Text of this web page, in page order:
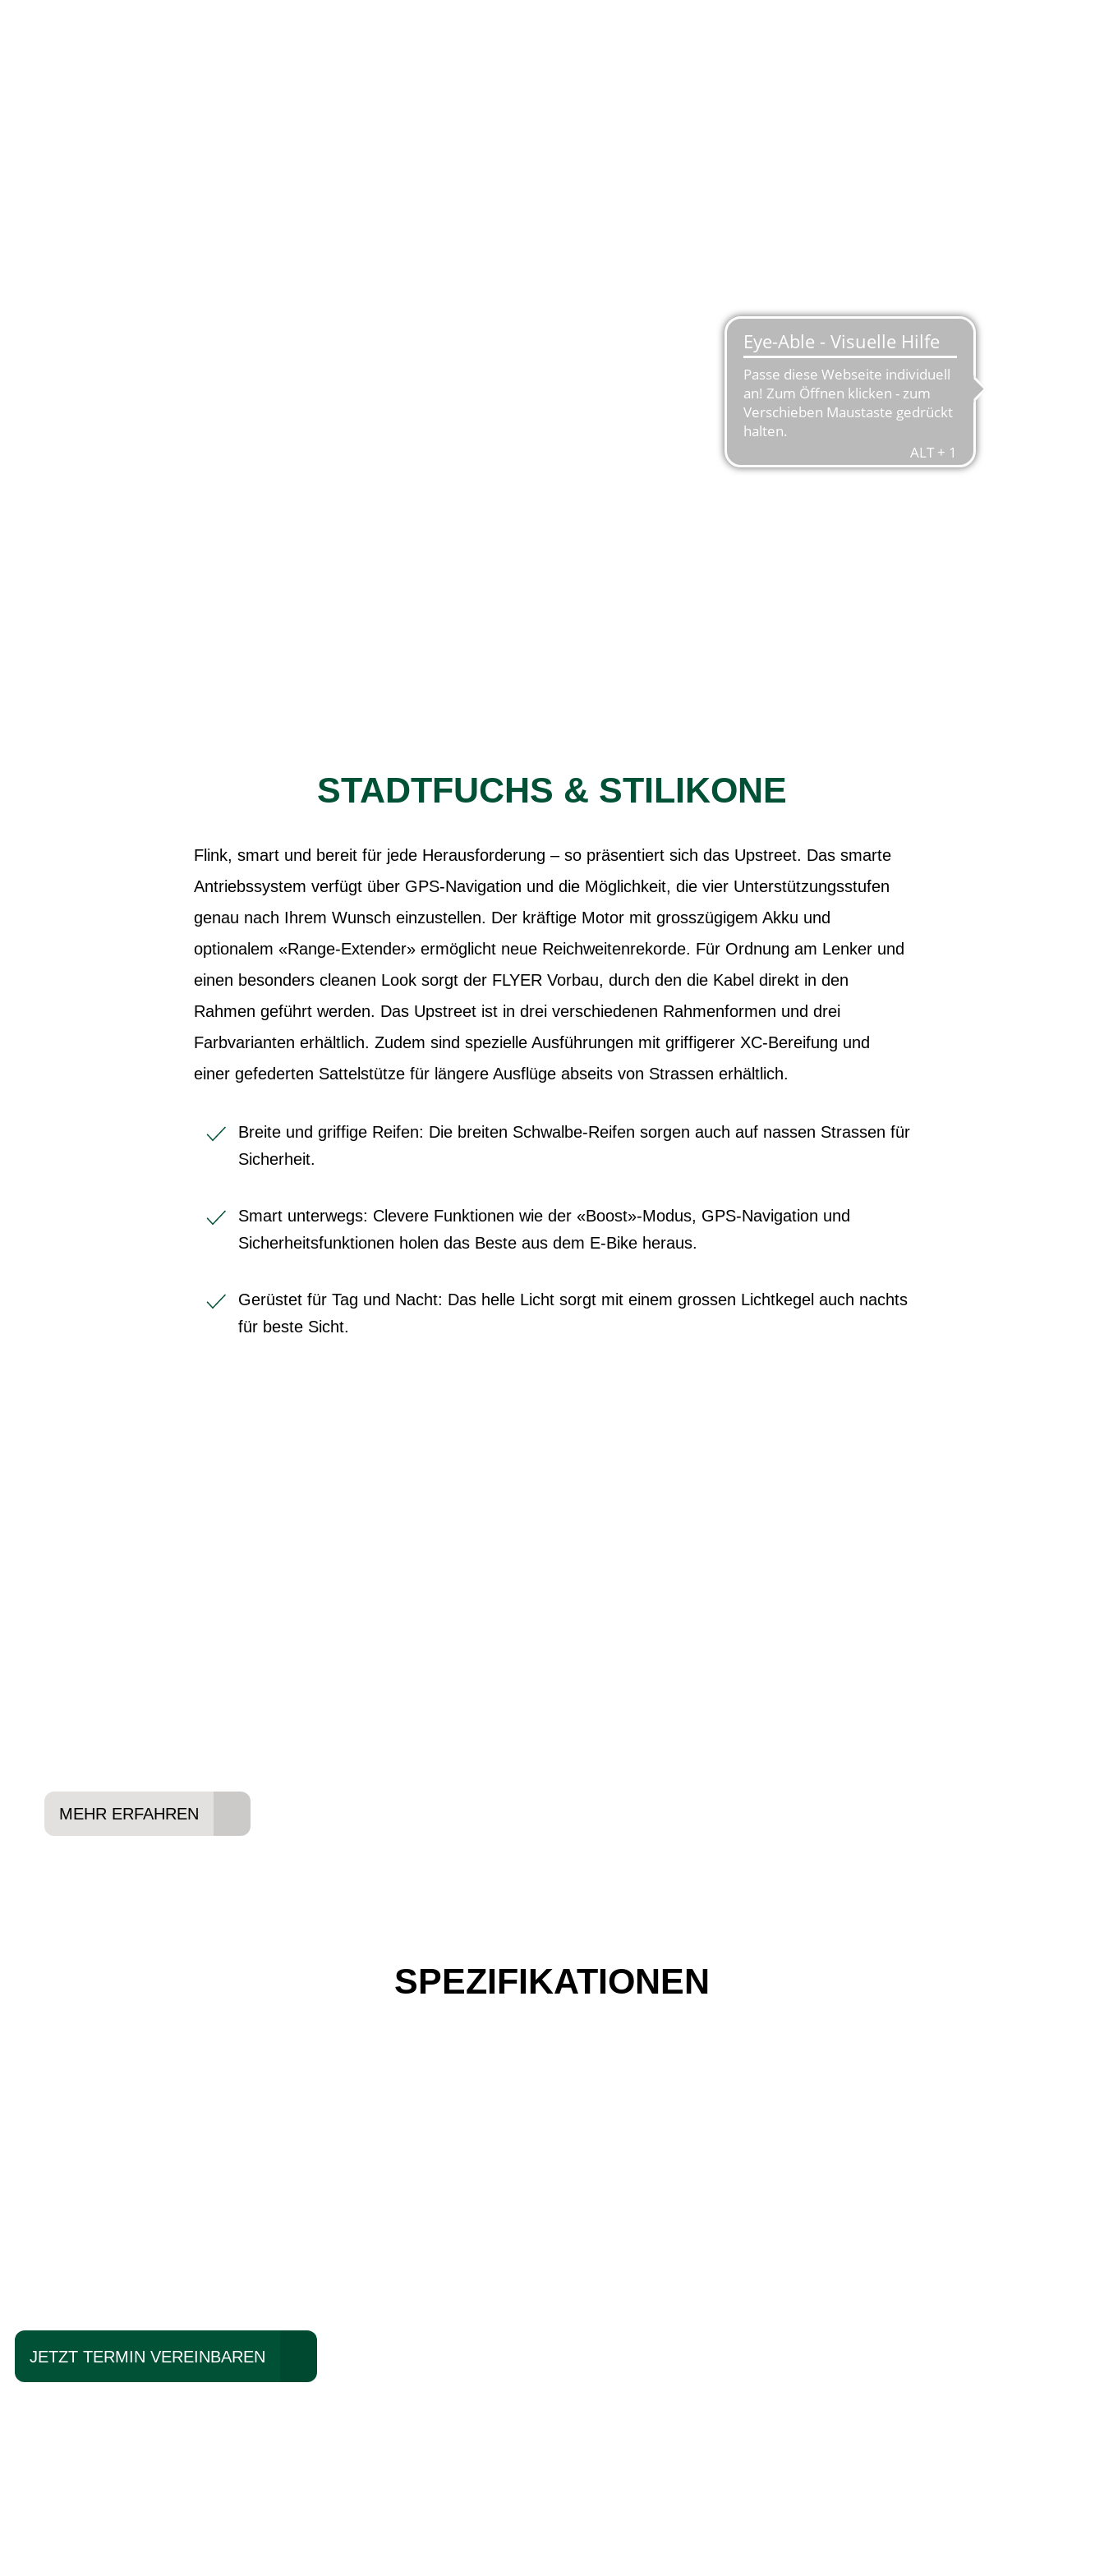
STADTFUCHS & STILIKONE
Flink, smart und bereit für jede Herausforderung – so präsentiert sich das Upstreet. Das smarte
Antriebssystem verfügt über GPS-Navigation und die Möglichkeit, die vier Unterstützungsstufen
genau nach Ihrem Wunsch einzustellen. Der kräftige Motor mit grosszügigem Akku und
optionalem «Range-Extender» ermöglicht neue Reichweitenrekorde. Für Ordnung am Lenker und
einen besonders cleanen Look sorgt der FLYER Vorbau, durch den die Kabel direkt in den
Rahmen geführt werden. Das Upstreet ist in drei verschiedenen Rahmenformen und drei
Farbvarianten erhältlich. Zudem sind spezielle Ausführungen mit griffigerer XC-Bereifung und
einer gefederten Sattelstütze für längere Ausflüge abseits von Strassen erhältlich.
Breite und griffige Reifen: Die breiten Schwalbe-Reifen sorgen auch auf nassen Strassen für
Sicherheit.
Smart unterwegs: Clevere Funktionen wie der «Boost»-Modus, GPS-Navigation und
Sicherheitsfunktionen holen das Beste aus dem E-Bike heraus.
Gerüstet für Tag und Nacht: Das helle Licht sorgt mit einem grossen Lichtkegel auch nachts
für beste Sicht.
MEHR ERFAHREN
SPEZIFIKATIONEN
JETZT TERMIN VEREINBAREN